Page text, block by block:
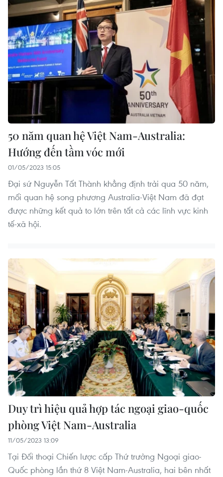
50 năm quan hệ Việt Nam-Australia:
Hướng đến tầm vóc mới
01/05/2023 15:05
Đại sứ Nguyễn Tất Thành khẳng định trải qua 50 năm,
mối quan hệ song phương Australia-Việt Nam đã đạt
được những kết quả to lớn trên tất cả các lĩnh vực kinh
tế-xã hội.
Duy trì hiệu quả hợp tác ngoại giao-quốc
phòng Việt Nam-Australia
11/05/2023 13:09
Tại Đối thoại Chiến lược cấp Thứ trưởng Ngoại giao-
Quốc phòng lần thứ 8 Việt Nam-Australia, hai bên nhất